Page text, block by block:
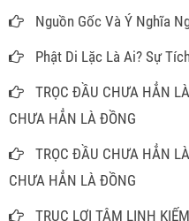
Nguồn Gốc Và Ý Nghĩa
Phật Di Lặc Là Ai? Sự
TRỌC ĐẦU CHƯA HẲN
CHƯA HẲN LÀ ĐỒNG
TRỌC ĐẦU CHƯA HẲN
CHƯA HẲN LÀ ĐỒNG
TRỤC LỢI TÂM LINH